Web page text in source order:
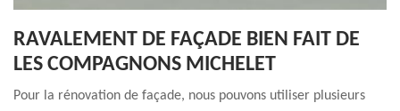
RAVALEMENT DE FAÇADE BIEN FAIT DE
LES COMPAGNONS MICHELET
Pour la rénovation de façade, nous pouvons utiliser plusieurs